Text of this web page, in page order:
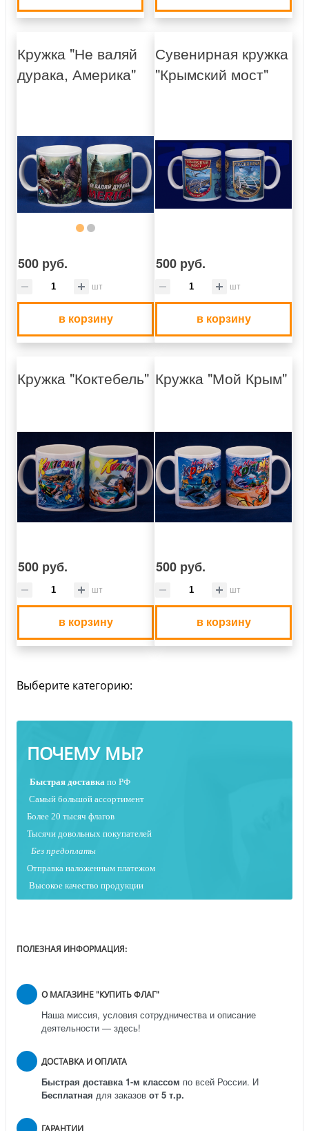
Кружка "Не валяй
дурака, Америка"
500 руб.
шт
в корзину
Сувенирная кружка
"Крымский мост"
500 руб.
шт
в корзину
Кружка "Коктебель"
500 руб.
шт
в корзину
Кружка "Мой Крым"
500 руб.
шт
в корзину
Выберите категорию:
ПОЧЕМУ МЫ?
Быстрая доставка по РФ
Самый большой ассортимент
Более 20 тысяч флагов
Тысячи довольных покупателей
Без предоплаты
Отправка наложенным платежом
Высокое качество продукции
ПОЛЕЗНАЯ ИНФОРМАЦИЯ:
О МАГАЗИНЕ "КУПИТЬ ФЛАГ"
Наша миссия, условия сотрудничества и описание
деятельности — здесь!
ДОСТАВКА И ОПЛАТА
Быстрая доставка 1-м классом по всей России. И
Бесплатная для заказов от 5 т.р.
ГАРАНТИИ